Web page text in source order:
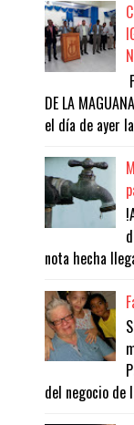
DE LA
el día de ayer
nota hecha
del negocio de